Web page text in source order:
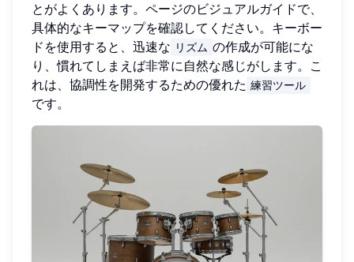
とがよくあります。ページのビジュアルガイドで、
具体的なキーマップを確認してください。キーボー
ドを使用すると、迅速な リズム の作成が可能にな
り、慣れてしまえば非常に自然な感じがします。こ
れは、協調性を開発するための優れた 練習ツール
です。